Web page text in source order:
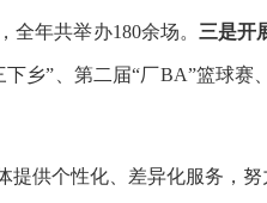
全年共举办180余场。 三是开
下乡” 第二 届“厂BA”篮球赛
提供个性化、差异化服务，